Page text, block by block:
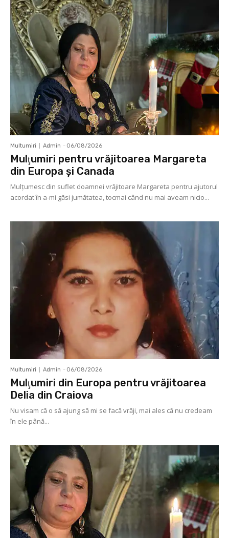
Multumiri Admin - 06/08/2026
Mulţumiri pentru vrăjitoarea Margareta
din Europa și Canada
Mulţumesc din suflet doamnei vrăjitoare Margareta pentru ajutorul
acordat în a-mi găsi jumătatea, tocmai când nu mai aveam nicio...
Multumiri Admin - 06/08/2026
Mulţumiri din Europa pentru vrăjitoarea
Delia din Craiova
Nu visam că o să ajung să mi se facă vrăji, mai ales că nu credeam
în ele până...